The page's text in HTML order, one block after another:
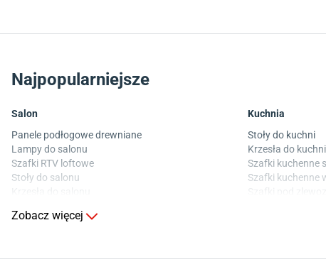
Najpopularniejsze
Salon
Panele podłogowe drewniane
Lampy do salonu
Szafki RTV loftowe
Stoły do salonu
Kuchnia
Stoły do kuchni
Krzesła do kuchni
Szafki kuchenne
Szafki kuchenne
Wykładzina do sypialni
Wykładziny do
Zobacz więcej